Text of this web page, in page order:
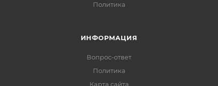
Политика
ИНФОРМАЦИЯ
Вопрос-ответ
Политика
Карта сайта